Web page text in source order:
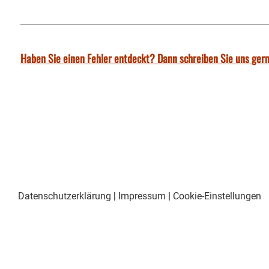
Haben Sie einen Fehler entdeckt? Dann schreiben Sie uns
Datenschutzerklärung | Impressum | Cookie-Einstellungen